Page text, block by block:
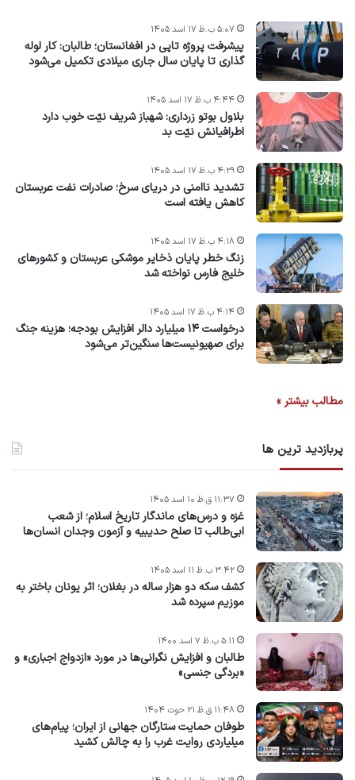
پیشرفت پروژه‌ تاپی در افغانستان؛ طالبان: کار لوله
گذاری تا پایان سال جاری میلادی تکمیل می‌شود
۵:۰۷ ب.ظ ۱۷ اسد ۱۴۰۵
بلاول بوتو زرداری: شهباز شریف نیّت خوب دارد
اطرافیانش نیّت بد
۴:۴۴ ب.ظ ۱۷ اسد ۱۴۰۵
تشدید ناامنی در دریای سرخ؛ صادرات نفت عربستان
کاهش یافته است
۴:۲۹ ب.ظ ۱۷ اسد ۱۴۰۵
زنگ خطر پایان ذخایر موشکی عربستان و کشورهای
خلیج فارس نواخته شد
۴:۱۸ ب.ظ ۱۷ اسد ۱۴۰۵
درخواست ۱۴ میلیارد دالر افزایش بودجه؛ هزینه جنگ
برای صهیونیست‌ها سنگین‌تر می‌شود
۴:۱۴ ب.ظ ۱۷ اسد ۱۴۰۵
مطالب بیشتر »
پربازدید ترین ها
غزه و درس‌های ماندگار تاریخ اسلام؛ از شعب
ابی‌طالب تا صلح حدیبیه و آزمون وجدان انسان‌ها
۱۱:۳۷ ق.ظ ۱۰ اسد ۱۴۰۵
کشف سکه دو هزار ساله در بغلان؛ اثر یونان باختر به
موزیم سپرده شد
۳:۴۲ ب.ظ ۱۱ اسد ۱۴۰۵
طالبان و افزایش نگرانی‌ها در مورد «ازدواج اجباری» و
«بردگی جنسی»
۵:۱۱ ب.ظ ۷ اسد ۱۴۰۰
طوفان حمایت ستارگان جهانی از ایران؛ پیام‌های
میلیاردی روایت غرب را به چالش کشید
۱۱:۴۸ ق.ظ ۲۱ حوت ۱۴۰۴